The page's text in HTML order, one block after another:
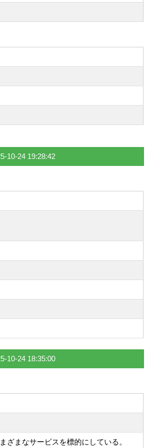
10-24 19:28:42
10-24 18:35:00
まなサービスを標的にしている。